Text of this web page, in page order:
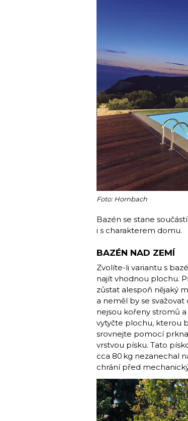
Foto: Hornbach
Bazén se stane
i s charakterem domu.
BAZÉN NAD ZEMÍ
Zvolíte-li variantu s
najít vhodnou plochu.
zůstat alespoň nějaký
a neměl by se
nejsou kořeny stromů
vytyčte plochu, kterou
srovnejte pomocí
vrstvou písku. Tato
cca 80 kg nezanechal
chrání před